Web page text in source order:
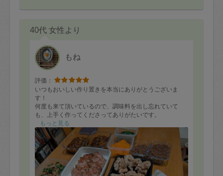
40代 女性より
もね
評価：
いつもおいしい作り置きを本当にありがとうございま
す！
何度も来て頂いているので、調味料を出し忘れていて
も、上手く作ってくださってありがたいです。
またどうぞよろしくお願いいたします。
■鶏の竜田揚げ
■カジキマグロの竜田揚げ
■豚肉とベーコンの挟み焼き
■豚の角煮（卵入り）
■ポークカレー
もっと見る